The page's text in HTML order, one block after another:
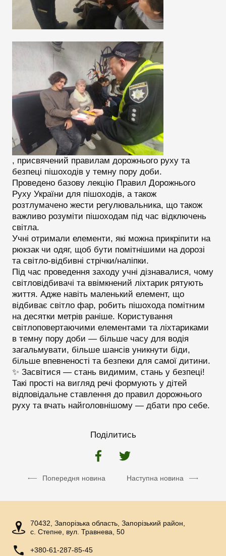
, присвячений правилам дорожнього руху та
безпеці пішоходів у темну пору доби.
Проведено базову лекцію Правил Дорожнього
Руху України для пішоходів, а також
розтлумачено жести регулювальника, що також
важливо розуміти пішоходам під час відключень
світла.
Учні отримали елементи, які можна прикріпити на
рюкзак чи одяг, щоб бути помітнішими на дорозі
та світло-відбивні стрічки/наліпки.
Під час проведення заходу учні дізнавалися, чому
світловідбивачі та ввімкнений ліхтарик рятують
життя. Адже навіть маленький елемент, що
відбиває світло фар, робить пішохода помітним
на десятки метрів раніше. Користування
світлоповертаючими елементами та ліхтариками
в темну пору доби — більше часу для водія
загальмувати, більше шансів уникнути біди,
більше впевненості та безпеки для самої дитини.
✨ Засвітися — стань видимим, стань у безпеці!
Такі прості на вигляд речі формують у дітей
відповідальне ставлення до правил дорожнього
руху та вчать найголовнішому — дбати про себе.
Поділитись
Попередня новина Наступна новина
70432, Запорізька область, Запорізький район,
с. Степне, вул. Травнева, 50
+380-61-287-85-45